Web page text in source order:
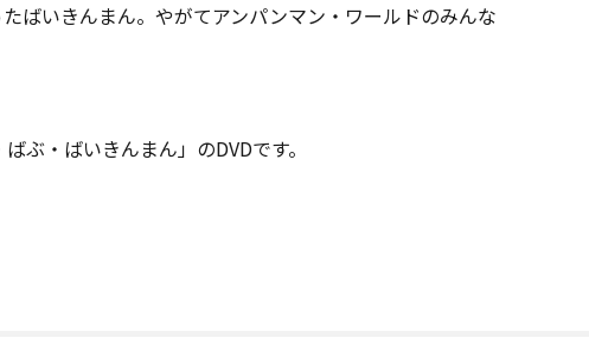
ばいきんまん。やがてアンパンマン・ワールドのみんな
ぶ・ばいきんまん」のDVDです。